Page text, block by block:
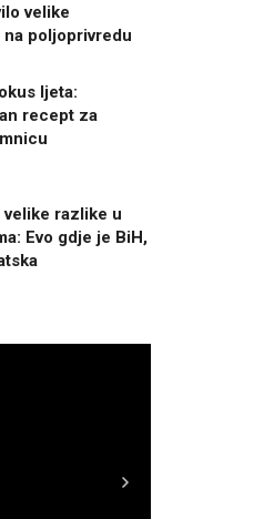
velike
poljoprivredu
ljeta:
recept za
velike razlike u
Evo gdje je BiH,